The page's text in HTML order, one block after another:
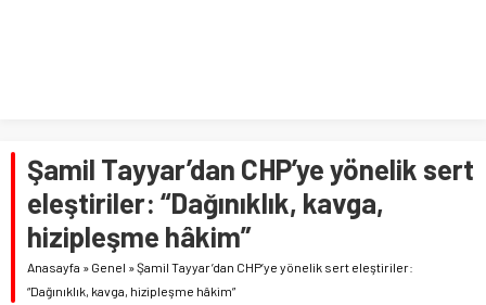
Şamil Tayyar’dan CHP’ye yönelik sert
eleştiriler: “Dağınıklık, kavga,
hizipleşme hâkim”
Anasayfa » Genel »Şamil Tayyar’dan CHP’ye yönelik sert eleştiriler:
“Dağınıklık, kavga, hizipleşme hâkim”